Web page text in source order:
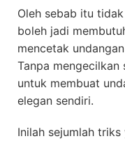
Oleh sebab itu
boleh jadi
mencetak
Tanpa
untuk membuat
elegan sendiri.
Inilah sejumlah